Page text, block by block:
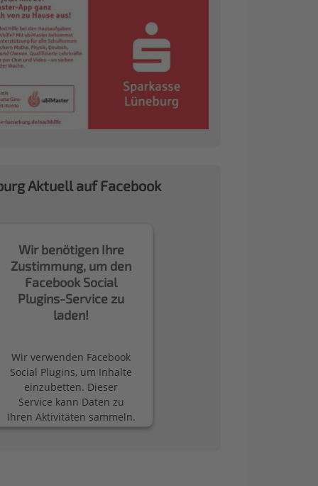
Aktuell auf Facebook
Wir benötigen Ihre
Zustimmung, um den
Facebook Social
Plugins-Service zu
laden!
Wir verwenden Facebook
Social Plugins, um Inhalte
einzubetten. Dieser
Service kann Daten zu
Ihren Aktivitäten sammeln.
Bitte lesen Sie die Details